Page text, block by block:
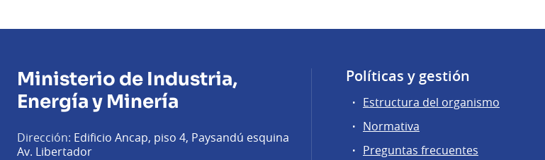
Ministerio de Industria,
Energía y Minería
Dirección: Edificio Ancap, piso 4, Paysandú esquina
Av. Libertador
Políticas y gestión
Estructura del organismo
Normativa
Preguntas frecuentes